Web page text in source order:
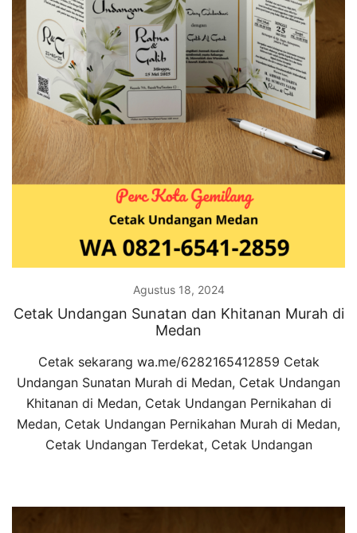
Agustus 18, 2024
Cetak Undangan Sunatan dan Khitanan Murah di
Medan
Cetak sekarang wa.me/6282165412859 Cetak
Undangan Sunatan Murah di Medan, Cetak Undangan
Khitanan di Medan, Cetak Undangan Pernikahan di
Medan, Cetak Undangan Pernikahan Murah di Medan,
Cetak Undangan Terdekat, Cetak Undangan